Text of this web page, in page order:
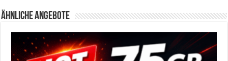
Ähnliche Angebote